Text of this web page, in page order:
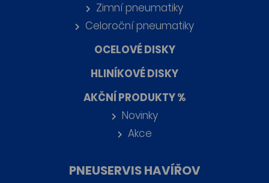
Zimní pneumatiky
Celoroční pneumatiky
OCELOVÉ DISKY
HLINÍKOVÉ DISKY
AKČNÍ PRODUKTY %
Novinky
Akce
PNEUSERVIS HAVÍŘOV